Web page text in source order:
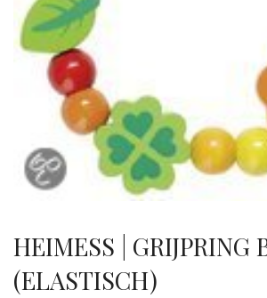
HEIMESS | GRIJPRING
(ELASTISCH)